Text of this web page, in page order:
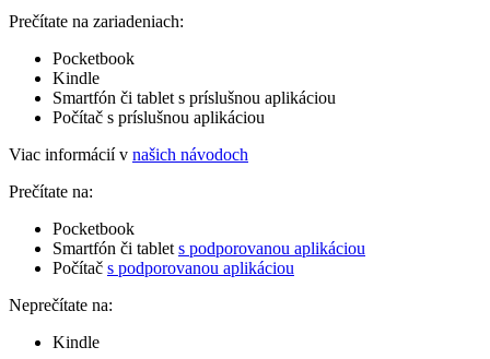
Prečítate na zariadeniach:
Pocketbook
Kindle
Smartfón či tablet s príslušnou aplikáciou
Počítač s príslušnou aplikáciou
Viac informácií v našich návodoch
Prečítate na:
Pocketbook
Smartfón či tablet s podporovanou aplikáciou
Počítač s podporovanou aplikáciou
Neprečítate na:
Kindle